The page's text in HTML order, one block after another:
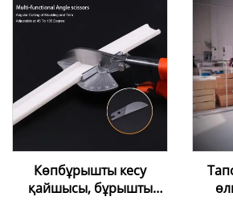
Көпбұрышты кесу
қайшысы, бұрышты